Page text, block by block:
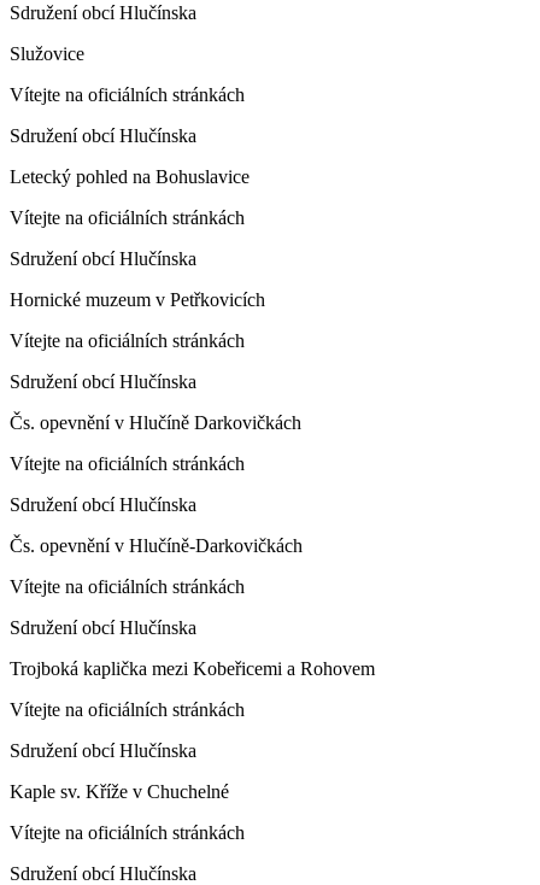
Sdružení obcí Hlučínska
Služovice
Vítejte na oficiálních stránkách
Sdružení obcí Hlučínska
Letecký pohled na Bohuslavice
Vítejte na oficiálních stránkách
Sdružení obcí Hlučínska
Hornické muzeum v Petřkovicích
Vítejte na oficiálních stránkách
Sdružení obcí Hlučínska
Čs. opevnění v Hlučíně Darkovičkách
Vítejte na oficiálních stránkách
Sdružení obcí Hlučínska
Čs. opevnění v Hlučíně-Darkovičkách
Vítejte na oficiálních stránkách
Sdružení obcí Hlučínska
Trojboká kaplička mezi Kobeřicemi a Rohovem
Vítejte na oficiálních stránkách
Sdružení obcí Hlučínska
Kaple sv. Kříže v Chuchelné
Vítejte na oficiálních stránkách
Sdružení obcí Hlučínska